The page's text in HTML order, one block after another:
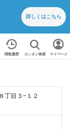
詳しくはこちら
閲覧履歴 カンタン検索 マイページ
丁目３−１２